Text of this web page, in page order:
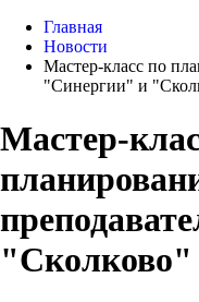
Главная
Новости
Мастер-класс по
"Синергии" и
Мастер-
"Сколково"